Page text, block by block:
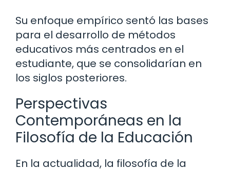
Su enfoque empírico sentó las bases
para el desarrollo de métodos
educativos más centrados en el
estudiante, que se consolidarían en
los siglos posteriores.
Perspectivas
Contemporáneas en la
Filosofía de la Educación
En la actualidad, la filosofía de la